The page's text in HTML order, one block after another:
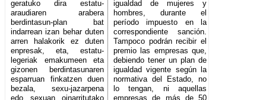
geratuko dira estatu-
araudiaren arabera
berdintasun-plan bat
indarrean izan behar duten
arren halakorik ez duten
enpresak, eta, estatu-
legeriak emakumeen eta
gizonen berdintasunaren
esparruan finkatzen duen
bezala, sexu-jazarpena
edo sexuan oinarritutako
igualdad de mujeres y
hombres, durante el
período impuesto en la
correspondiente sanción.
Tampoco podrán recibir el
premio las empresas que,
debiendo tener un plan de
igualdad vigente según la
normativa del Estado, no
lo tengan, ni aquellas
empresas de más de 50